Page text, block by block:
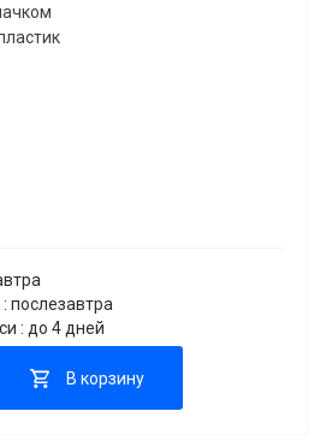
послезавтра
: до 4 дней
В корзину